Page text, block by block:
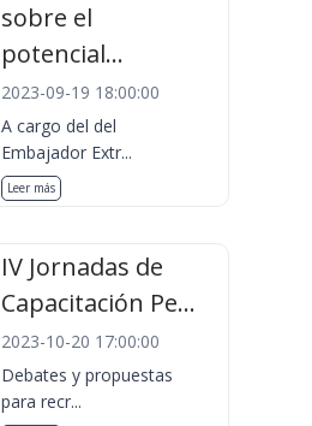
sobre el
potencial...
2023-09-19 18:00:00
A cargo del del
Embajador Extr...
Leer más
IV Jornadas de
Capacitación Pe...
2023-10-20 17:00:00
Debates y propuestas
para recr...